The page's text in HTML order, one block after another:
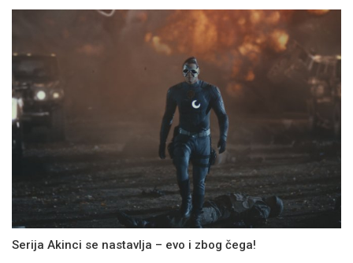
Serija Akinci se nastavlja – evo i zbog čega!